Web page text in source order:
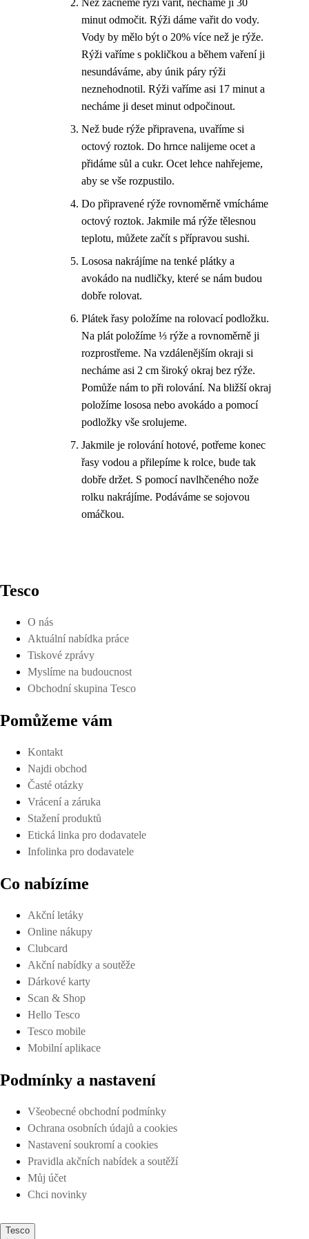
minut odmočit. Rýži dáme vařit do vody.
Vody by mělo být o 20% více než je rýže.
Rýži vaříme s pokličkou a během vaření ji
nesundáváme, aby únik páry rýži
neznehodnotil. Rýži vaříme asi 17 minut a
necháme ji deset minut odpočinout.
Než bude rýže připravena, uvaříme si
octový roztok. Do hrnce nalijeme ocet a
přidáme sůl a cukr. Ocet lehce nahřejeme,
aby se vše rozpustilo.
Do připravené rýže rovnoměrně vmícháme
octový roztok. Jakmile má rýže tělesnou
teplotu, můžete začít s přípravou sushi.
Lososa nakrájíme na tenké plátky a
avokádo na nudličky, které se nám budou
dobře rolovat.
Plátek řasy položíme na rolovací podložku.
Na plát položíme ⅓ rýže a rovnoměrně ji
rozprostřeme. Na vzdálenějším okraji si
necháme asi 2 cm široký okraj bez rýže.
Pomůže nám to při rolování. Na bližší okraj
položíme lososa nebo avokádo a pomocí
podložky vše srolujeme.
Jakmile je rolování hotové, potřeme konec
řasy vodou a přilepíme k rolce, bude tak
dobře držet. S pomocí navlhčeného nože
rolku nakrájíme. Podáváme se sojovou
omáčkou.
Tesco
O nás
Aktuální nabídka práce
Tiskové zprávy
Myslíme na budoucnost
Obchodní skupina Tesco
Pomůžeme vám
Kontakt
Najdi obchod
Časté otázky
Vrácení a záruka
Stažení produktů
Etická linka pro dodavatele
Infolinka pro dodavatele
Co nabízíme
Akční letáky
Online nákupy
Clubcard
Akční nabídky a soutěže
Dárkové karty
Scan & Shop
Hello Tesco
Tesco mobile
Mobilní aplikace
Podmínky a nastavení
Všeobecné obchodní podmínky
Ochrana osobních údajů a cookies
Nastavení soukromí a cookies
Pravidla akčních nabídek a soutěží
Můj účet
Chci novinky
Tesco